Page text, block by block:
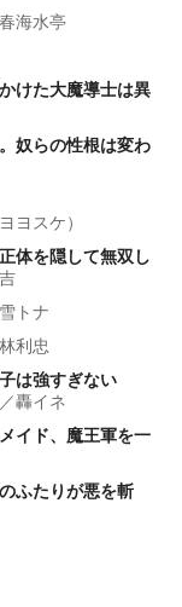
春海水亭
けた大魔導士は異
奴らの性根は変わ
ヨスケ）
体を隠して無双し
トナ
利忠
は強すぎない
／轟イネ
イド、魔王軍を一
ふたりが悪を斬